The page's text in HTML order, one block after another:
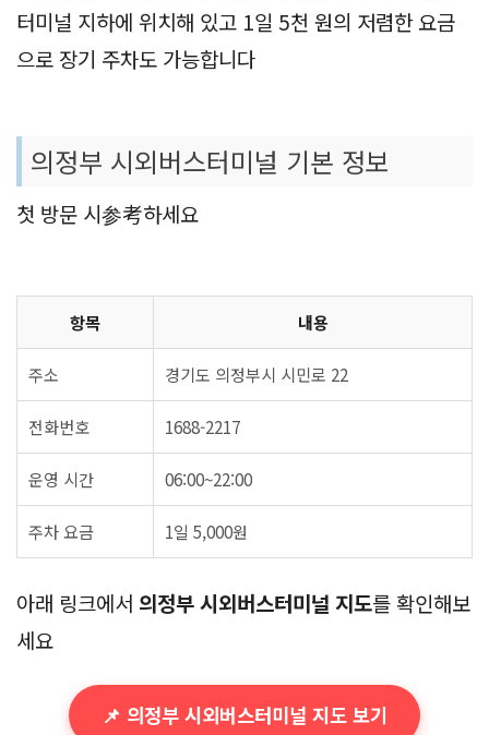
터미널 지하에 위치해 있고 1일 5천 원의 저렴한 요금
으로 장기 주차도 가능합니다
의정부 시외버스터미널 기본 정보
첫 방문 시参考하세요
항목 내용
주소 경기도 의정부시 시민로 22
전화번호 1688-2217
운영 시간 06:00~22:00
주차 요금 1일 5,000원
아래 링크에서 의정부 시외버스터미널 지도를 확인해보
세요
📌 의정부 시외버스터미널 지도 보기